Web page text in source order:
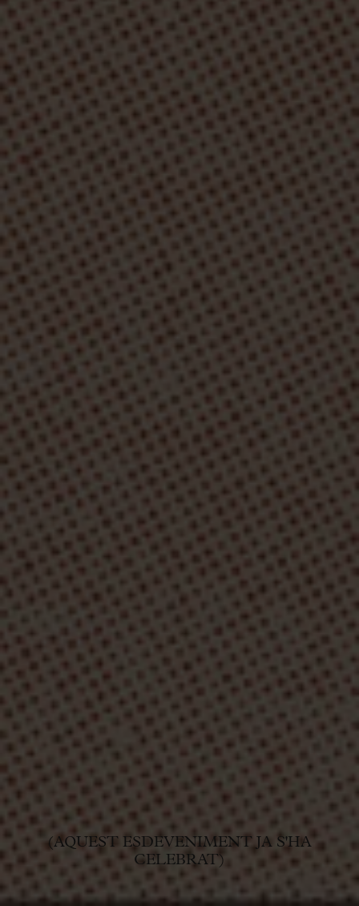
(AQUEST ESDEVENIMENT JA S'HA
CELEBRAT)